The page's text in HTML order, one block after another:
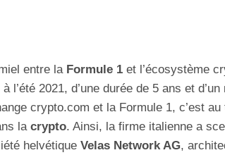
entre laFormule 1 et l’écosystème
l’été 2021, d’une durée de 5 ans et
crypto.com et la Formule 1, c’est
la crypto. Ainsi, la firme italienne a
helvétique Velas Network AG,